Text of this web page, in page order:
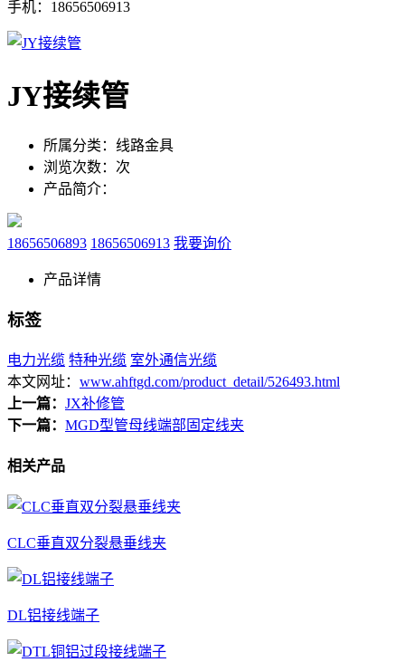
手机：18656506913
JY接续管
所属分类： 线路金具
浏览次数： 次
产品简介：
18656506893 18656506913 我要询价
产品详情
标签
电力光缆 特种光缆 室外通信光缆
本文网址： www.ahftgd.com/product_detail/526493.html
上一篇： JX补修管
下一篇： MGD型管母线端部固定线夹
相关产品
CLC垂直双分裂悬垂线夹
DL铝接线端子